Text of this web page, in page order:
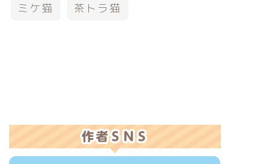
ミケ猫
茶トラ猫